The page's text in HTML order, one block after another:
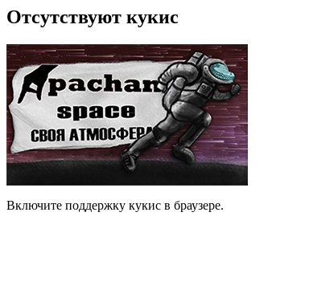
Отсутствуют кукис
Включите поддержку кукис в браузере.